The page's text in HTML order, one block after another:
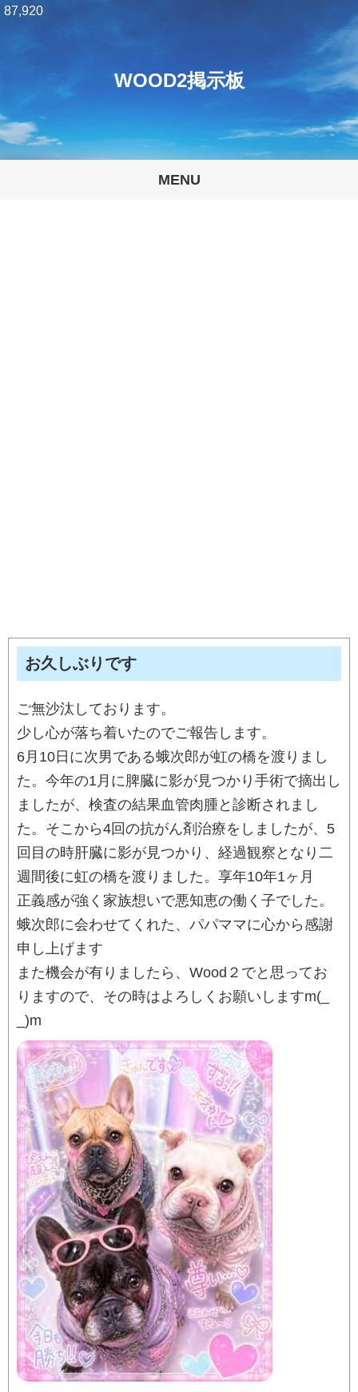
WOOD2掲示板
MENU
87,920
お久しぶりです
ご無沙汰しております。
少し心が落ち着いたのでご報告します。
6月10日に次男である蛾次郎が虹の橋を渡りまし
た。今年の1月に脾臓に影が見つかり手術で摘出し
ましたが、検査の結果血管肉腫と診断されまし
た。そこから4回の抗がん剤治療をしましたが、5
回目の時肝臓に影が見つかり、経過観察となり二
週間後に虹の橋を渡りました。享年10年1ヶ月
正義感が強く家族想いで悪知恵の働く子でした。
蛾次郎に会わせてくれた、パパママに心から感謝
申し上げます
また機会が有りましたら、Wood２でと思ってお
りますので、その時はよろしくお願いしますm(_
_)m